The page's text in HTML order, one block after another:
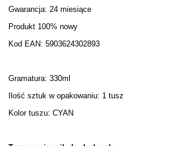
Gwarancja: 24 miesiące
Produkt 100% nowy
Kod EAN: 5903624302893
Gramatura: 330ml
Ilość sztuk w opakowaniu: 1 tusz
Kolor tuszu: CYAN